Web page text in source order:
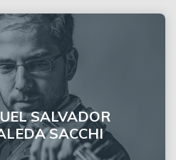
SALVADOR
SACCHI